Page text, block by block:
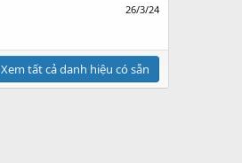
26/3/24
Xem tất cả danh hiệu có sẵn